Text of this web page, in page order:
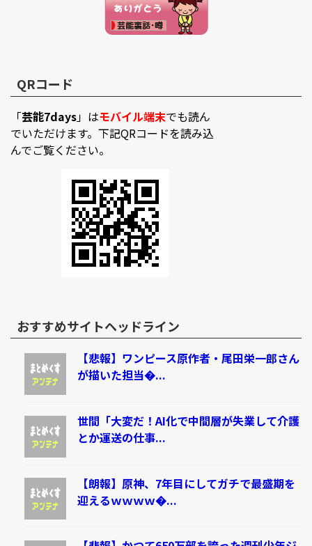
QRコード
「芸能7days」はモバイル端末でも読ん
でいただけます。下記QRコードを読み込
んでご覧ください。
おすすめサイトヘッドライン
【悲報】ワンピース原作者・尾田栄一郎さん
が描いた担当�...
世間「大変だ！AI化で中間層が失業して介護
とか運送の仕事...
【朗報】原神、7年目にしてガチで最盛期を
迎えるｗｗｗｗ�...